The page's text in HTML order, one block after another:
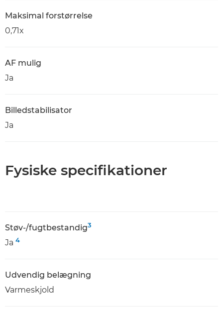
Maksimal forstørrelse
0,71x
AF mulig
Ja
Billedstabilisator
Ja
Fysiske specifikationer
Støv-/fugtbestandig3
Ja 4
Udvendig belægning
Varmeskjold